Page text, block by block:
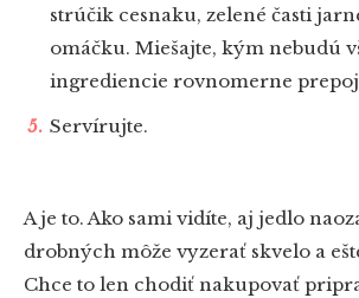
strúčik cesnaku, zelené časti
omáčku. Miešajte, kým nebudú
ingrediencie rovnomerne
Servírujte.
A je to. Ako sami vidíte, aj jedlo
drobných môže vyzerať skvelo a
Chce to len chodiť nakupovať